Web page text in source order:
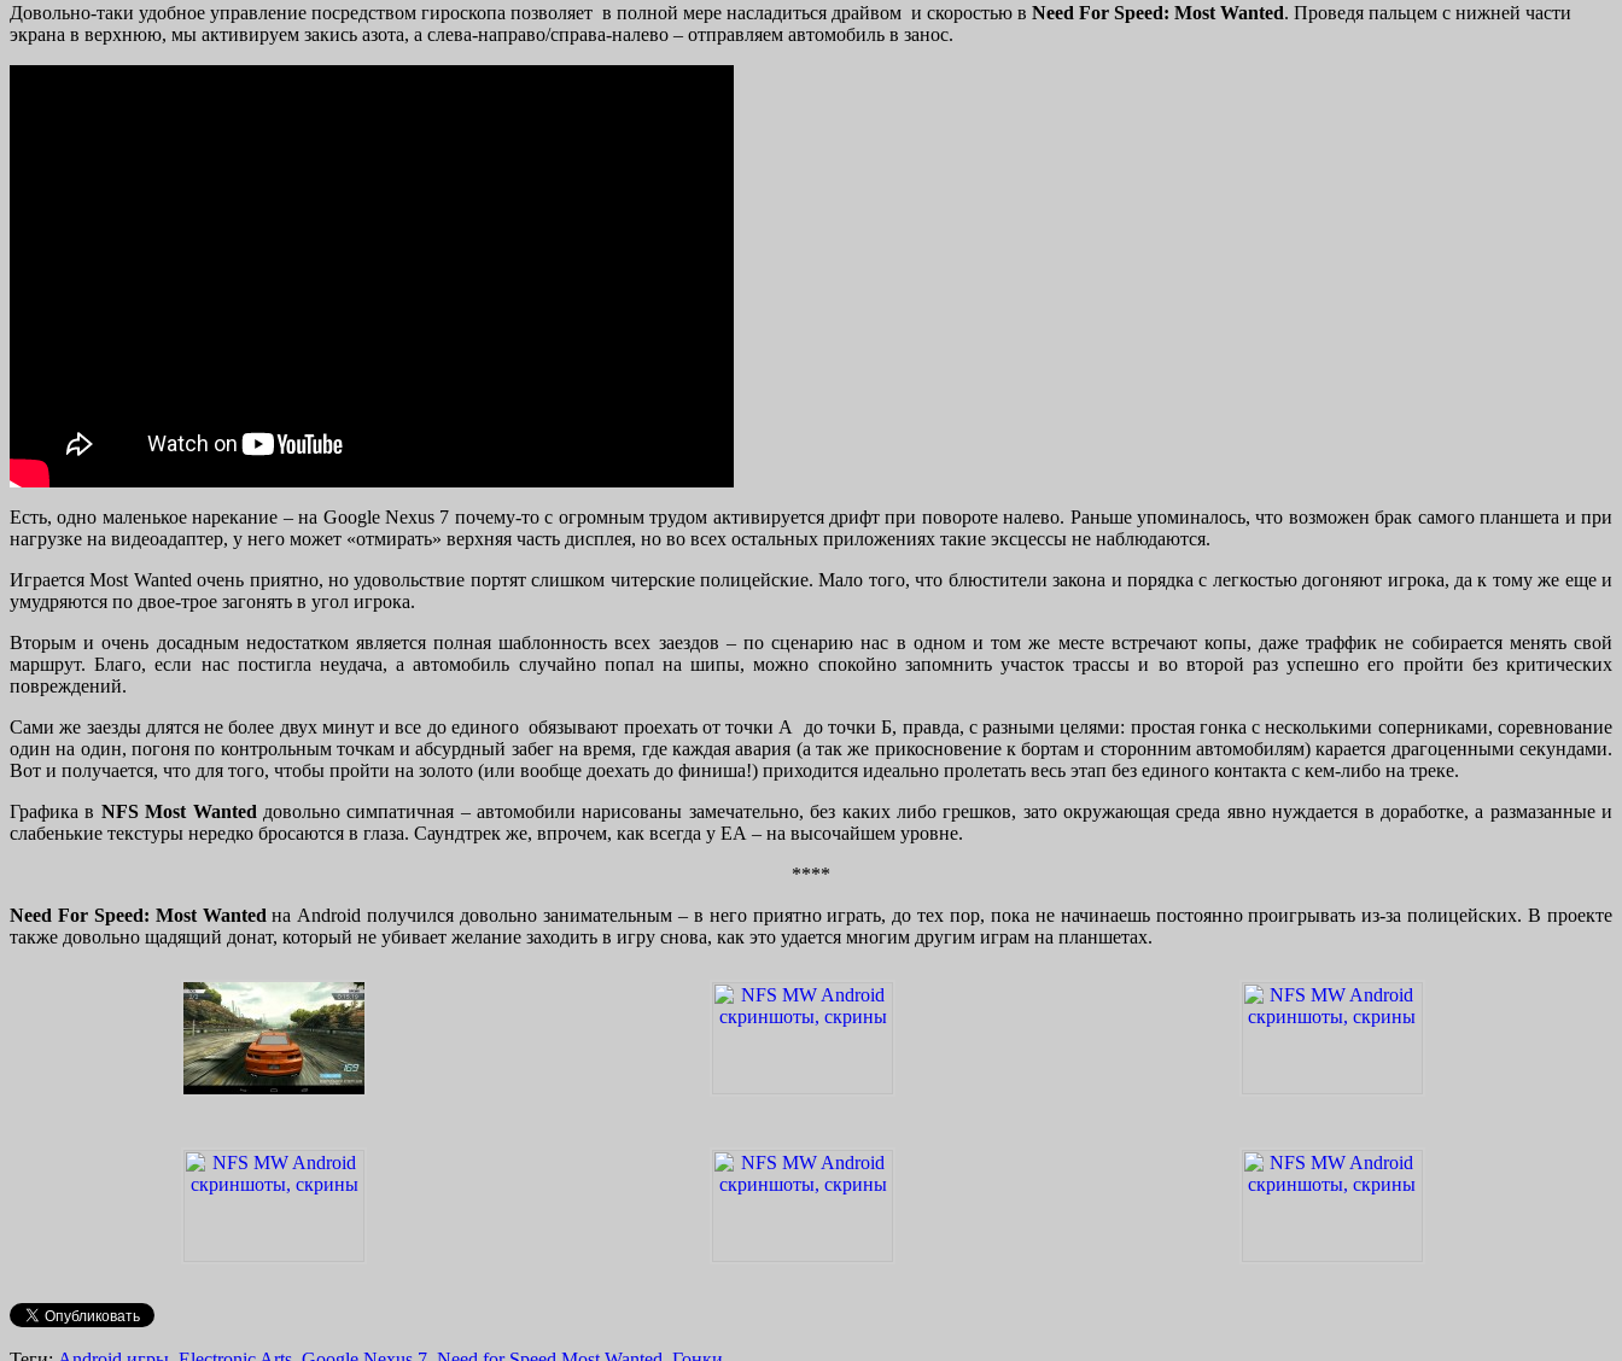
Довольно-таки удобное управление посредством гироскопа позволяет в полной мере насладиться драйвом и скоростью в Need For Speed: Most Wanted. Проведя пальцем с нижней части
экрана в верхнюю, мы активируем закись азота, а слева-направо/справа-налево – отправляем автомобиль в занос.
Есть, одно маленькое нарекание – на Google Nexus 7 почему-то с огромным трудом активируется дрифт при повороте налево. Раньше упоминалось, что возможен брак самого планшета и при
нагрузке на видеоадаптер, у него может «отмирать» верхняя часть дисплея, но во всех остальных приложениях такие эксцессы не наблюдаются.
Играется Most Wanted очень приятно, но удовольствие портят слишком читерские полицейские. Мало того, что блюстители закона и порядка с легкостью догоняют игрока, да к тому же еще и
умудряются по двое-трое загонять в угол игрока.
Вторым и очень досадным недостатком является полная шаблонность всех заездов – по сценарию нас в одном и том же месте встречают копы, даже траффик не собирается менять свой
маршрут. Благо, если нас постигла неудача, а автомобиль случайно попал на шипы, можно спокойно запомнить участок трассы и во второй раз успешно его пройти без критических
повреждений.
Сами же заезды длятся не более двух минут и все до единого обязывают проехать от точки А до точки Б, правда, с разными целями: простая гонка с несколькими соперниками, соревнование
один на один, погоня по контрольным точкам и абсурдный забег на время, где каждая авария (а так же прикосновение к бортам и сторонним автомобилям) карается драгоценными секундами.
Вот и получается, что для того, чтобы пройти на золото (или вообще доехать до финиша!) приходится идеально пролетать весь этап без единого контакта с кем-либо на треке.
Графика в NFS Most Wanted довольно симпатичная – автомобили нарисованы замечательно, без каких либо грешков, зато окружающая среда явно нуждается в доработке, а размазанные и
слабенькие текстуры нередко бросаются в глаза. Саундтрек же, впрочем, как всегда у ЕА – на высочайшем уровне.
****
Need For Speed: Most Wantedна Android получился довольно занимательным – в него приятно играть, до тех пор, пока не начинаешь постоянно проигрывать из-за полицейских. В проекте
также довольно щадящий донат, который не убивает желание заходить в игру снова, как это удается многим другим играм на планшетах.